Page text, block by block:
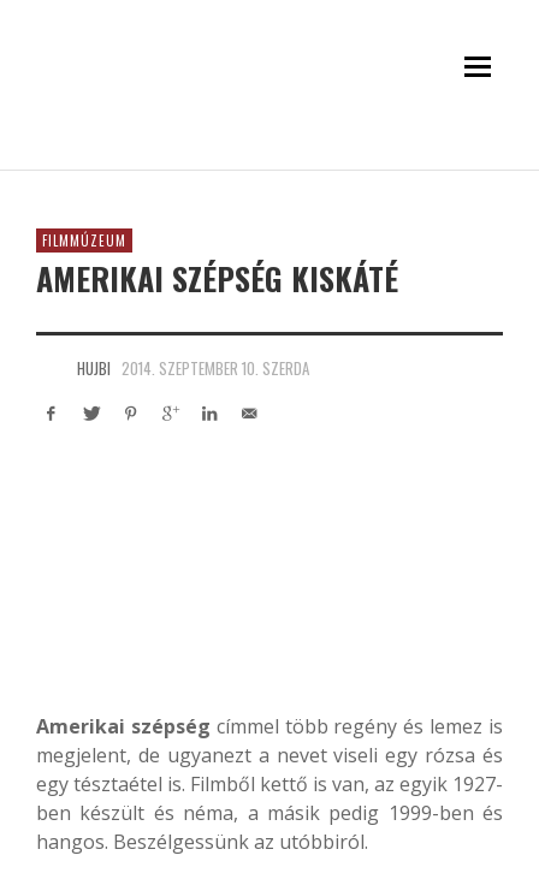
FILMMÚZEUM
AMERIKAI SZÉPSÉG KISKÁTÉ
HUJBI 2014. SZEPTEMBER 10. SZERDA
Amerikai szépség címmel több regény és lemez is
megjelent, de ugyanezt a nevet viseli egy rózsa és
egy tésztaétel is. Filmből kettő is van, az egyik 1927-
ben készült és néma, a másik pedig 1999-ben és
hangos. Beszélgessünk az utóbbiról.